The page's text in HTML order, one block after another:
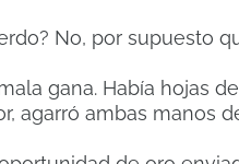
No, por supuesto
gana. Había hojas
agarró ambas manos